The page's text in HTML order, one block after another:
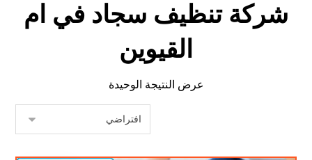
شركة تنظيف سجاد في ام
القيوين
عرض النتيجة الوحيدة